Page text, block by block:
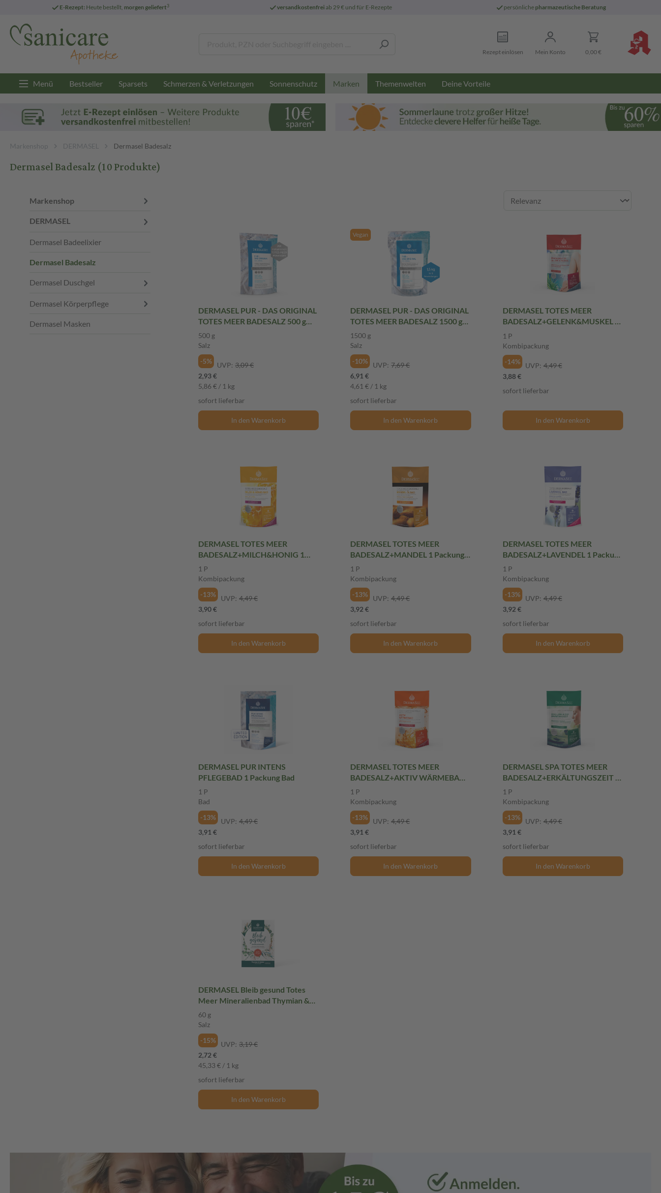
E-Rezept: Heute bestellt, morgen geliefert3 versandkostenfreiab 29 € und für E-Rezepte persönliche pharmazeutische Beratung
Rezept einlösen Mein Konto 0,00 €
Menü Bestseller Sparsets Schmerzen & Verletzungen Sonnenschutz Marken Themenwelten Deine Vorteile
Markenshop DERMASEL Dermasel Badesalz
Dermasel Badesalz(10 Produkte)
Markenshop
DERMASEL
Dermasel Badeelixier
Dermasel Badesalz
Dermasel Duschgel
Dermasel Körperpflege
Dermasel Masken
DERMASEL PUR - DAS ORIGINAL
TOTES MEER BADESALZ 500 g
Salz
500 g
Salz
-5%
UVP: 3,09 €
2,93 €
5,86 € / 1 kg
sofort lieferbar
In den Warenkorb
Vegan
DERMASEL PUR - DAS ORIGINAL
TOTES MEER BADESALZ 1500 g
Salz
1500 g
Salz
-10%
UVP: 7,69 €
6,91 €
4,61 € / 1 kg
sofort lieferbar
In den Warenkorb
DERMASEL TOTES MEER
BADESALZ+GELENK&MUSKEL 1
Packung Kombipackung
1 P
Kombipackung
-14%
UVP: 4,49 €
3,88 €
sofort lieferbar
In den Warenkorb
DERMASEL TOTES MEER
BADESALZ+MILCH&HONIG 1
Packung Kombipackung
1 P
Kombipackung
-13%
UVP: 4,49 €
3,90 €
sofort lieferbar
In den Warenkorb
DERMASEL TOTES MEER
BADESALZ+MANDEL 1 Packung
Kombipackung
1 P
Kombipackung
-13%
UVP: 4,49 €
3,92 €
sofort lieferbar
In den Warenkorb
DERMASEL TOTES MEER
BADESALZ+LAVENDEL 1 Packung
Kombipackung
1 P
Kombipackung
-13%
UVP: 4,49 €
3,92 €
sofort lieferbar
In den Warenkorb
DERMASEL PUR INTENS
PFLEGEBAD 1 Packung Bad
1 P
Bad
-13%
UVP: 4,49 €
3,91 €
sofort lieferbar
In den Warenkorb
DERMASEL TOTES MEER
BADESALZ+AKTIV WÄRMEBAD
1 Packung Kombipackung
1 P
Kombipackung
-13%
UVP: 4,49 €
3,91 €
sofort lieferbar
In den Warenkorb
DERMASEL SPA TOTES MEER
BADESALZ+ERKÄLTUNGSZEIT 1
Packung Kombipackung
1 P
Kombipackung
-13%
UVP: 4,49 €
3,91 €
sofort lieferbar
In den Warenkorb
DERMASEL Bleib gesund Totes
Meer Mineralienbad Thymian &
Salbei 60 g Salz
60 g
Salz
-15%
UVP: 3,19 €
2,72 €
45,33 € / 1 kg
sofort lieferbar
In den Warenkorb